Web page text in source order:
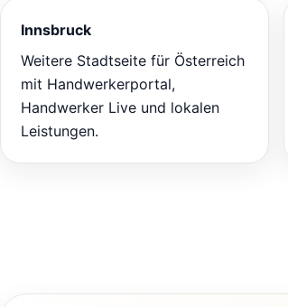
Innsbruck
Weitere Stadtseite für Österreich
mit Handwerkerportal,
Handwerker Live und lokalen
Leistungen.